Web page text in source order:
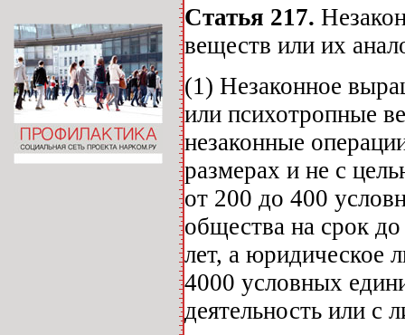
Статья 217.
веществ или их
(1) Незаконное
или психотропные
незаконные
размерах и не с
от 200 до 400
общества на срок
лет, а юридическое
4000 условных
деятельность или с